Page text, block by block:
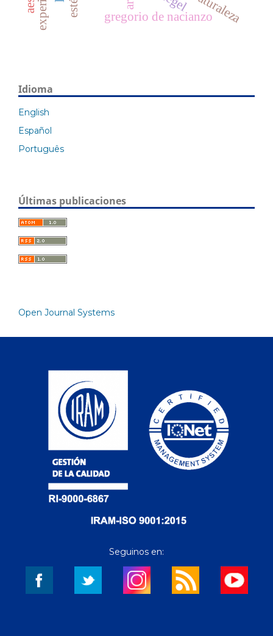
gregorio de nacianzo
Idioma
English
Español
Português
Últimas publicaciones
Open Journal Systems
Seguinos en: